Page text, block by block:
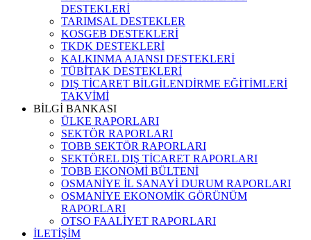
DESTEKLERİ
TARIMSAL DESTEKLER
KOSGEB DESTEKLERİ
TKDK DESTEKLERİ
KALKINMA AJANSI DESTEKLERİ
TÜBİTAK DESTEKLERİ
DIŞ TİCARET BİLGİLENDİRME EĞİTİMLERİ
TAKVİMİ
BİLGİ BANKASI
ÜLKE RAPORLARI
SEKTÖR RAPORLARI
TOBB SEKTÖR RAPORLARI
SEKTÖREL DIŞ TİCARET RAPORLARI
TOBB EKONOMİ BÜLTENİ
OSMANİYE İL SANAYİ DURUM RAPORLARI
OSMANİYE EKONOMİK GÖRÜNÜM
RAPORLARI
OTSO FAALİYET RAPORLARI
İLETİŞİM